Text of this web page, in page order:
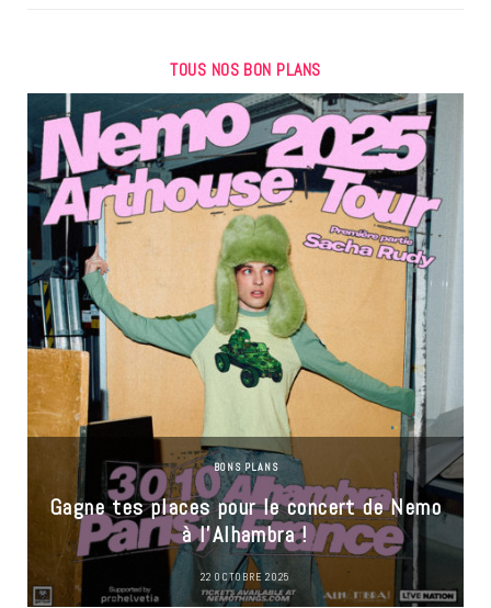
TOUS NOS BON PLANS
BONS PLANS
Gagne tes places pour le concert de Nemo
à l’Alhambra !
22 OCTOBRE 2025